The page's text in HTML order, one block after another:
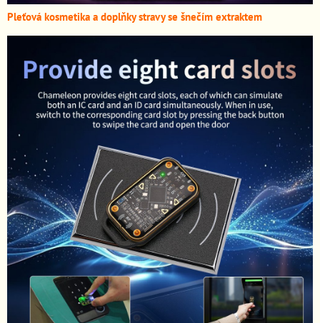
Pleťová kosmetika a doplňky stravy se šnečím extraktem